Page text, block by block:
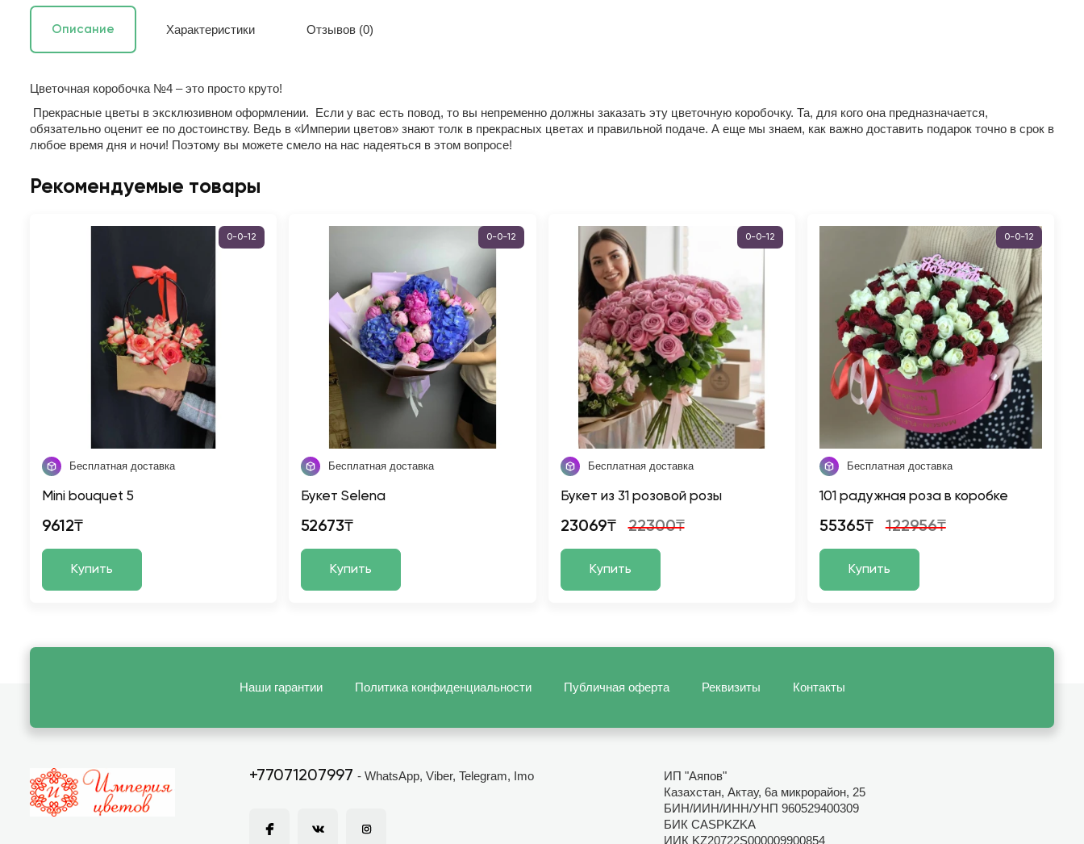
Описание Характеристики Отзывов (0)
Цветочная коробочка №4 – это просто круто!
Прекрасные цветы в эксклюзивном оформлении. Если у вас есть повод, то вы непременно должны заказать эту цветочную коробочку. Та, для кого она предназначается,
обязательно оценит ее по достоинству. Ведь в «Империи цветов» знают толк в прекрасных цветах и правильной подаче. А еще мы знаем, как важно доставить подарок точно в срок в
любое время дня и ночи! Поэтому вы можете смело на нас надеяться в этом вопросе!
Рекомендуемые товары
0-0-12
Бесплатная доставка
Mini bouquet 5
9612₸
Купить
0-0-12
Бесплатная доставка
Букет Selena
52673₸
Купить
0-0-12
Бесплатная доставка
Букет из 31 розовой розы
23069₸ 22300₸
Купить
0-0-12
Бесплатная доставка
101 радужная роза в коробке
55365₸ 122956₸
Купить
Наши гарантии Политика конфиденциальности Публичная оферта Реквизиты Контакты
+77071207997 - WhatsApp, Viber, Telegram, Imo
ИП "Аяпов"
Казахстан, Актау, 6а микрорайон, 25
БИН/ИИН/ИНН/УНП 960529400309
БИК CASPKZKA
ИИК KZ20722S000009900854